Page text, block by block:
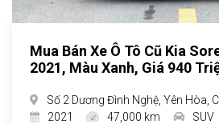
Mua Bán Xe Ô Tô Cũ Kia
2021, Màu Xanh, Giá 940
Số 2 Dương Đình Nghệ, Yên Hòa,
2021
47,000 km SUV